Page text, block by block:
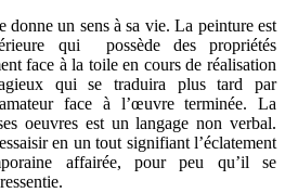
donne un sens à sa vie. La peinture est
qui possède des propriétés
face à la toile en cours de réalisation
qui se traduira plus tard par
face à l’œuvre terminée. La
oeuvres est un langage non verbal.
en un tout signifiant l’éclatement
affairée, pour peu qu’il se